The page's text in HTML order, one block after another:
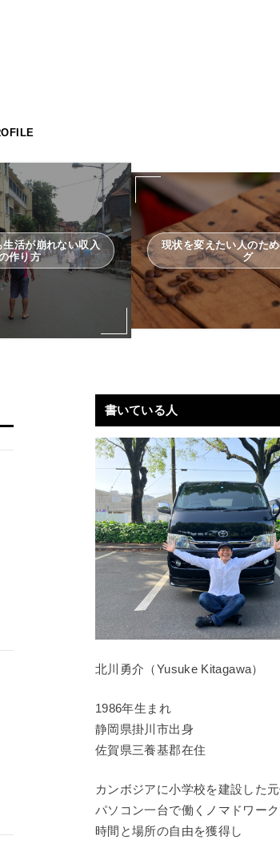
活が崩れない収入
作り方
現状を変えたい人のた
グ
書いている人
北川勇介（Yusuke Kitagawa）
1986年生まれ
静岡県掛川市出身
佐賀県三養基郡在住
カンボジアに小学校を建設した
パソコン一台で働くノマドワー
時間と場所の自由を獲得し